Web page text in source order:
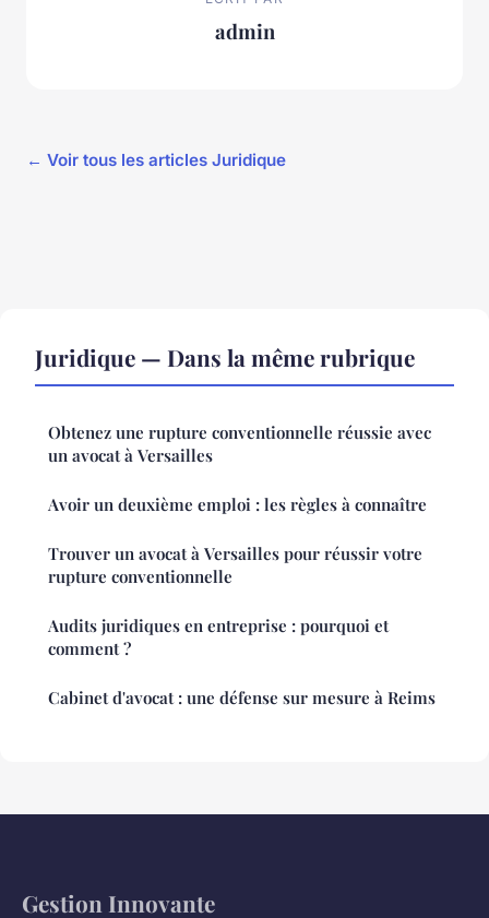
admin
← Voir tous les articles Juridique
Juridique — Dans la même rubrique
Obtenez une rupture conventionnelle réussie avec
un avocat à Versailles
Avoir un deuxième emploi : les règles à connaître
Trouver un avocat à Versailles pour réussir votre
rupture conventionnelle
Audits juridiques en entreprise : pourquoi et
comment ?
Cabinet d'avocat : une défense sur mesure à Reims
Gestion Innovante